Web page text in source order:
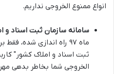
انواع ممنوع الخروجی نداریم.
سامانه سازمان ثبت اسناد و
ماه ۹۷ راه اندازی شده،
ثبت اسناد و املاک کشور"
الخروجی شما بخاطر بدهی